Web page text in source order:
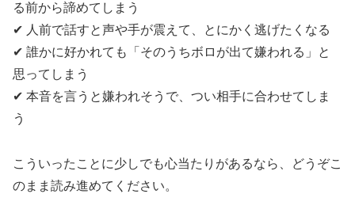
る前から諦めてしまう
✔ 人前で話すと声や手が震えて、とにかく逃げたくなる
✔ 誰かに好かれても「そのうちボロが出て嫌われる」と
思ってしまう
✔ 本音を言うと嫌われそうで、つい相手に合わせてしま
う
こういったことに少しでも心当たりがあるなら、どうぞこ
のまま読み進めてください。